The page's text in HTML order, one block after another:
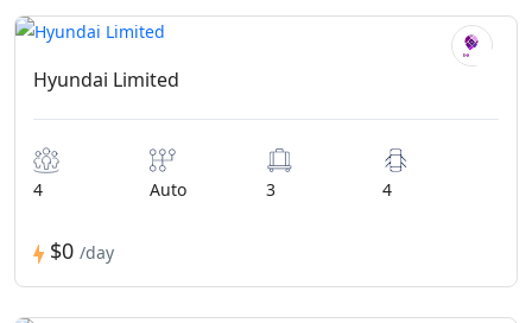
Hyundai Limited
4 Auto 3 4
$0 /day